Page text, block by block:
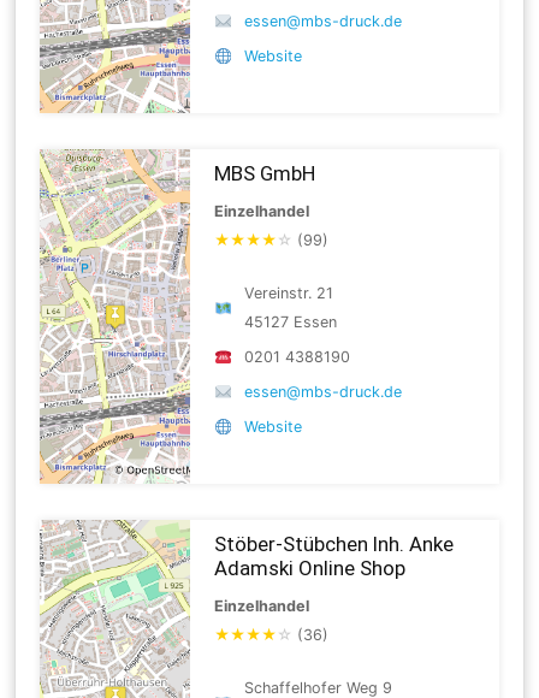
essen@mbs-druck.de
Website
MBS GmbH
Einzelhandel
★★★★ ☆ (99)
Vereinstr. 21
45127 Essen
0201 4388190
essen@mbs-druck.de
Website
Stöber-Stübchen Inh. Anke
Adamski Online Shop
Einzelhandel
★★★★ ☆ (36)
Schaffelhofer Weg 9